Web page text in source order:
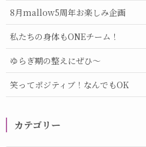
8月mallow5周年お楽しみ企画
私たちの身体もONEチーム！
ゆらぎ期の整えにぜひ～
笑ってポジティブ！なんでもOK
カテゴリー